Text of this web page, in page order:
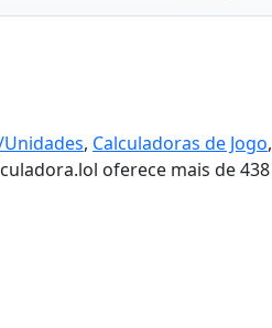
, Calculadoras de Jogo,
oferece mais de 438